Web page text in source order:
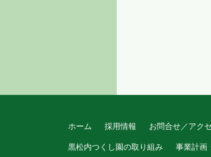
ホーム 採用情報 お問合せ／アク
黒松内つくし園の取り組み
事業計画